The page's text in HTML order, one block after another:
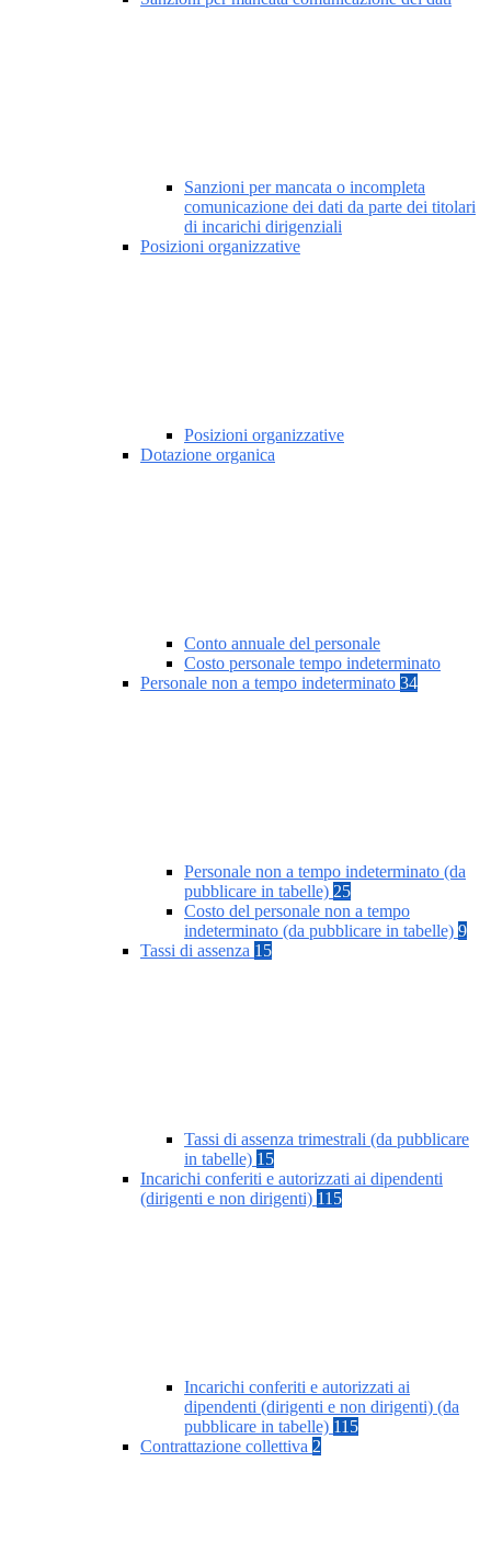
Sanzioni per mancata o incompleta
comunicazione dei dati da parte dei titolari
di incarichi dirigenziali
Posizioni organizzative
Posizioni organizzative
Dotazione organica
Conto annuale del personale
Costo personale tempo indeterminato
Personale non a tempo indeterminato 34
Personale non a tempo indeterminato (da
pubblicare in tabelle) 25
Costo del personale non a tempo
indeterminato (da pubblicare in tabelle) 9
Tassi di assenza 15
Tassi di assenza trimestrali (da pubblicare
in tabelle) 15
Incarichi conferiti e autorizzati ai dipendenti
(dirigenti e non dirigenti) 115
Incarichi conferiti e autorizzati ai
dipendenti (dirigenti e non dirigenti) (da
pubblicare in tabelle) 115
Contrattazione collettiva 2